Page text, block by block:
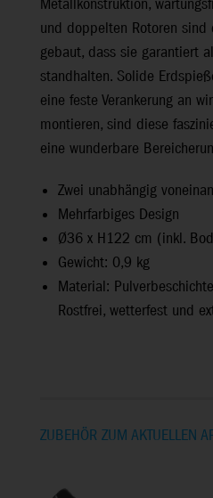
Metallkonstruktion,
und doppelten Rotoren
gebaut, dass sie garantiert
standhalten. Solide
eine feste Verankerung an
montieren, sind diese
eine wunderbare
Zwei unabhängig
Mehrfarbiges Design
Ø36 x H122 cm (inkl.
Gewicht: 0,9 kg
Material:
Rostfrei, wetterfest und
ZUBEHÖR ZUM AKTUELLEN